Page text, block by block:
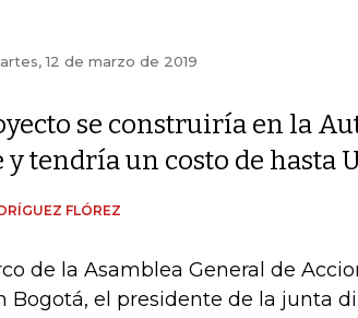
12 de marzo de 2019
se construiría en la
y tendría un costo de hasta
FLÓREZ
de la Asamblea General de
Bogotá, el presidente de la junta